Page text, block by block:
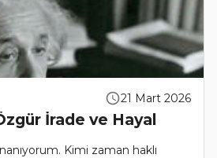
21 Mart 2026
İrade ve Hayal
Kimi zaman haklı